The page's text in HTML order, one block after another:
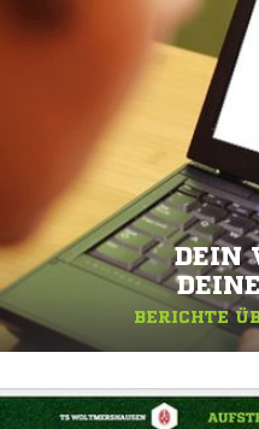
DEIN
BERICHTE